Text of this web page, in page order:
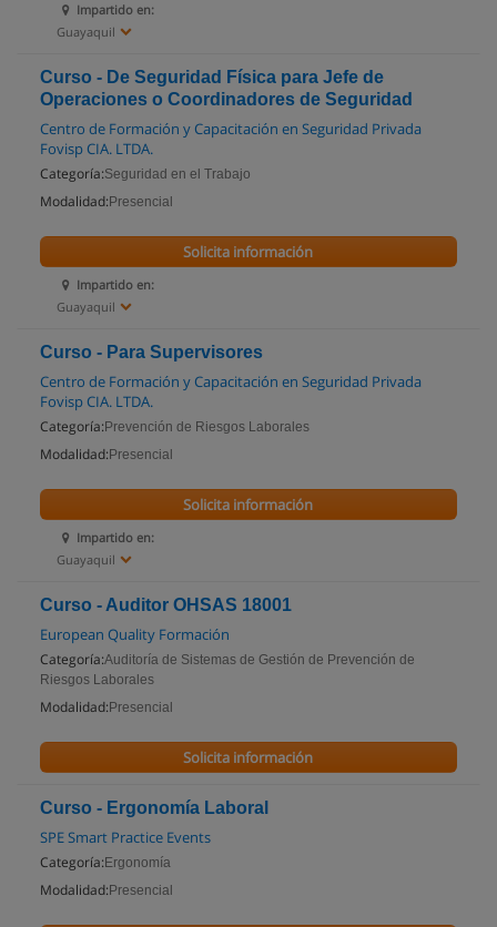
Impartido en:
Guayaquil
Curso - De Seguridad Física para Jefe de
Operaciones o Coordinadores de Seguridad
Centro de Formación y Capacitación en Seguridad Privada
Fovisp CIA. LTDA.
Categoría:Seguridad en el Trabajo
Modalidad: Presencial
Impartido en:
Guayaquil
Solicita información
Curso - Para Supervisores
Centro de Formación y Capacitación en Seguridad Privada
Fovisp CIA. LTDA.
Categoría: Prevención de Riesgos Laborales
Modalidad: Presencial
Impartido en:
Guayaquil
Solicita información
Curso - Auditor OHSAS 18001
European Quality Formación
Categoría:Auditoría de Sistemas de Gestión de Prevención de
Riesgos Laborales
Modalidad: Presencial
Solicita información
Curso - Ergonomía Laboral
SPE Smart Practice Events
Categoría: Ergonomía
Modalidad: Presencial